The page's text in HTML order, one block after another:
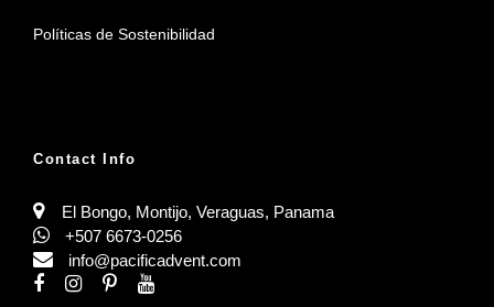
Políticas de Sostenibilidad
Contact Info
El Bongo, Montijo, Veraguas, Panama
+507 6673-0256
info@pacificadvent.com